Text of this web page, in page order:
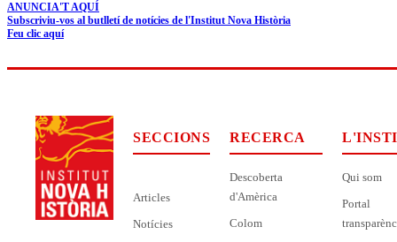
ANUNCIA'T AQUÍ
Subscriviu-vos al butlletí de notícies de l'Institut Nova Història
Feu clic aquí
SECCIONS
Articles
Notícies
RECERCA
Descoberta
d'Amèrica
Colom
Qui som
Portal